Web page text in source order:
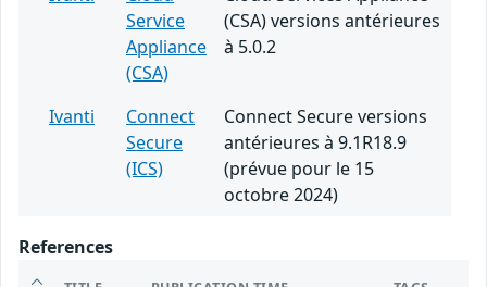
Service
Appliance
(CSA)
(CSA) versions antérieures
à 5.0.2
Ivanti
Connect
Secure
(ICS)
Connect Secure versions
antérieures à 9.1R18.9
(prévue pour le 15
octobre 2024)
References